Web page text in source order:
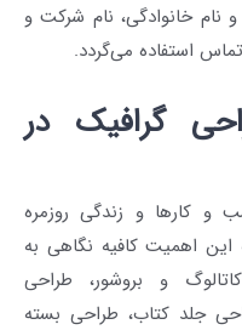
نام خانوادگی، نام شرکت و
استفاده می‌گردد.
گرافیک در
و کارها و زندگی روزمره
اهمیت کافیه نگاهی به
و بروشور، طراحی
جلد کتاب، طراحی بسته